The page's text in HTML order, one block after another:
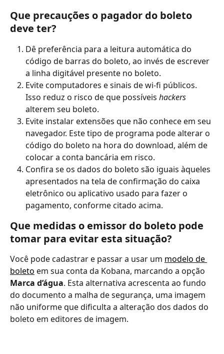
Que precauções o pagador do boleto
deve ter?
Dê preferência para a leitura automática do
código de barras do boleto, ao invés de escrever
a linha digitável presente no boleto.
Evite computadores e sinais de wi-fi públicos.
Isso reduz o risco de que possíveis hackers
alterem seu boleto.
Evite instalar extensões que não conhece em seu
navegador. Este tipo de programa pode alterar o
código do boleto na hora do download, além de
colocar a conta bancária em risco.
Confira se os dados do boleto são iguais àqueles
apresentados na tela de confirmação do caixa
eletrônico ou aplicativo usado para fazer o
pagamento, conforme citado acima.
Que medidas o emissor do boleto pode
tomar para evitar esta situação?
Você pode cadastrar e passar a usar um modelo de
boleto em sua conta da Kobana, marcando a opção
Marca d’água. Esta alternativa acrescenta ao fundo
do documento a malha de segurança, uma imagem
não uniforme que dificulta a alteração dos dados do
boleto em editores de imagem.